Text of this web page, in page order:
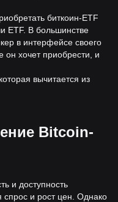
биткоин-ETF
ETF. В большинстве
в интерфейсе своего
он хочет приобрести, и
вычитается из
Bitcoin-
и доступность
спрос и рост цен. Однако